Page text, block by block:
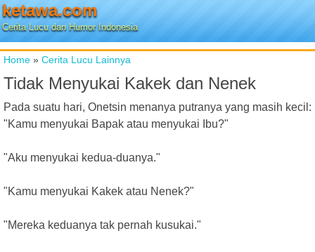
ketawa.com
Cerita Lucu dan Humor Indonesia
Home » Cerita Lucu Lainnya
Tidak Menyukai Kakek dan Nenek
Pada suatu hari, Onetsin menanya putranya yang masih kecil:
"Kamu menyukai Bapak atau menyukai Ibu?"
"Aku menyukai kedua-duanya."
"Kamu menyukai Kakek atau Nenek?"
"Mereka keduanya tak pernah kusukai."